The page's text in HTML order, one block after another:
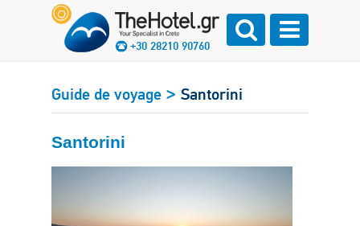
+30 28210 90760
Guide de voyage > Santorini
Santorini